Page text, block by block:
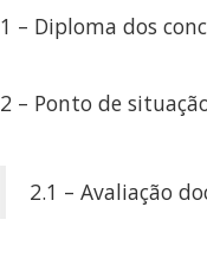
1 – Diploma dos
2 – Ponto de
2.1 – Avaliação